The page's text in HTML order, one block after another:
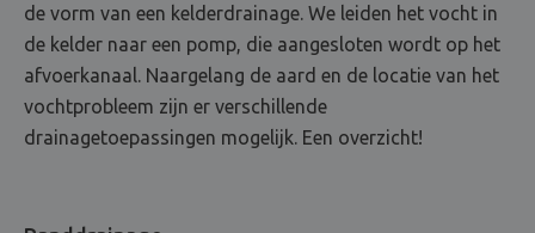
de vorm van een kelderdrainage. We leiden het vocht in
de kelder naar een pomp, die aangesloten wordt op het
afvoerkanaal. Naargelang de aard en de locatie van het
vochtprobleem zijn er verschillende
drainagetoepassingen mogelijk. Een overzicht!